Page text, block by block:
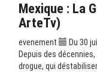
Mexique : La
ArteTv)
evenement
Du 30
Depuis des
drogue, qui